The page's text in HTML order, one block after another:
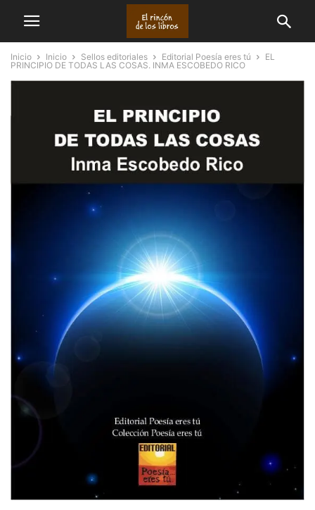
Inicio Inicio Sellos editoriales Editorial Poesía eres tú
EL
PRINCIPIO DE TODAS LAS COSAS. INMA ESCOBEDO RICO